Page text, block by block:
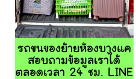
รถขนของย้ายห้องบางแค
สอบถามข้อมูลเราได้
ตลอดเวลา 24 ชม. LINE